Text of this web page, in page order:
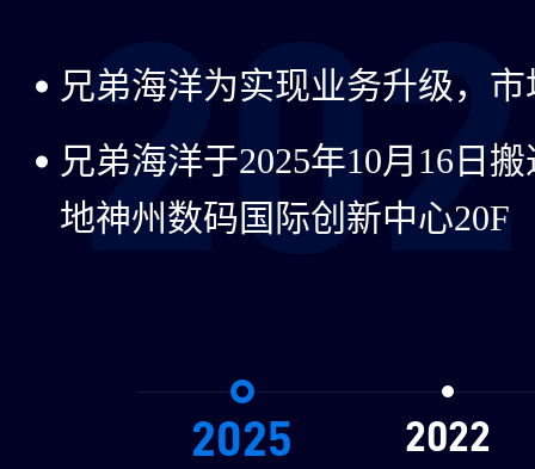
兄弟海洋为实现业务升级，
兄弟海洋于2025年10月16日
地神州数码国际创新中心20F
2025 2022